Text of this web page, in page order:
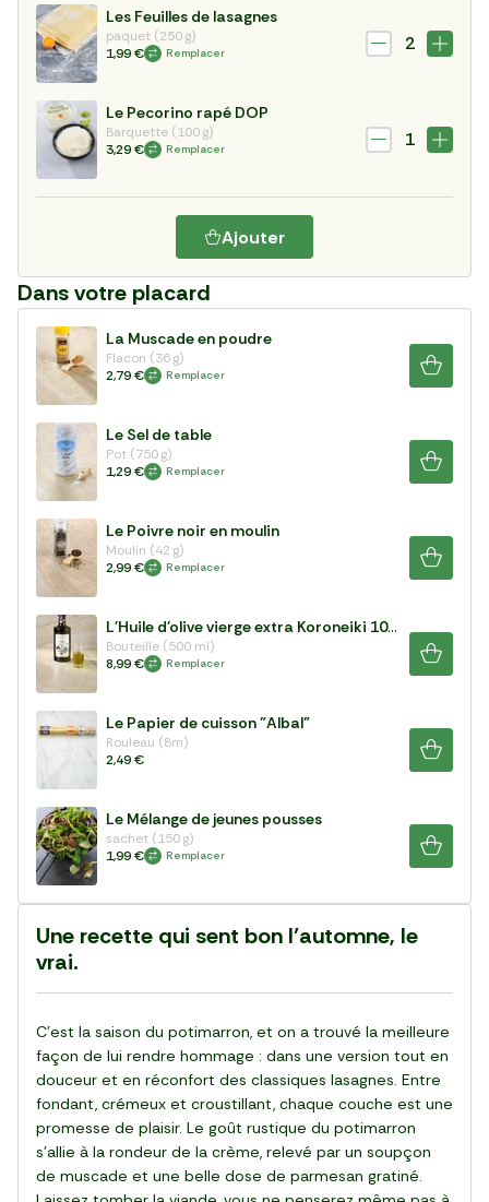
Les Feuilles de lasagnes
paquet (250 g)
1,99 €
Remplacer 2
Le Pecorino rapé DOP
Barquette (100 g)
3,29 €
Remplacer 1
Ajouter
Dans votre placard
La Muscade en poudre
Flacon (36 g)
2,79 €
Remplacer
Le Sel de table
Pot (750 g)
1,29 €
Remplacer
Le Poivre noir en moulin
Moulin (42 g)
2,99 €
Remplacer
L'Huile d'olive vierge extra Koroneiki 100%
Bouteille (500 ml)
8,99 €
Remplacer
Le Papier de cuisson "Albal"
Rouleau (8m)
2,49 €
Le Mélange de jeunes pousses
sachet (150 g)
1,99 €
Remplacer
Une recette qui sent bon l’automne, le
vrai.
C’est la saison du potimarron, et on a trouvé la meilleure
façon de lui rendre hommage : dans une version tout en
douceur et en réconfort des classiques lasagnes. Entre
fondant, crémeux et croustillant, chaque couche est une
promesse de plaisir. Le goût rustique du potimarron
s’allie à la rondeur de la crème, relevé par un soupçon
de muscade et une belle dose de parmesan gratiné.